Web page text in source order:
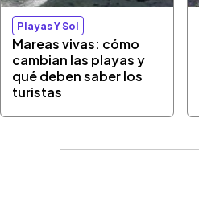
Playas Y Sol
Mareas vivas: cómo
cambian las playas y
qué deben saber los
turistas